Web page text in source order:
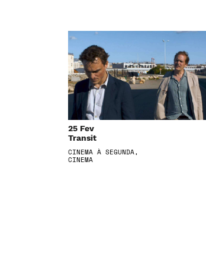
25 Fev
Transit
CINEMA À SEGUNDA,
CINEMA